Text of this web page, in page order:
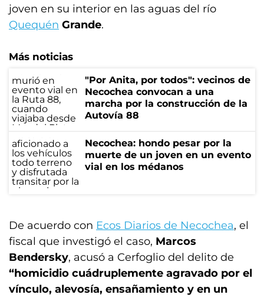
joven en su interior en las aguas del río
Quequén Grande.
Más noticias
"Por Anita, por todos": vecinos de
Necochea convocan a una
marcha por la construcción de la
Autovía 88
Necochea: hondo pesar por la
muerte de un joven en un evento
vial en los médanos
De acuerdo con Ecos Diarios de Necochea, el
fiscal que investigó el caso, Marcos
Bendersky, acusó a Cerfoglio del delito de
“homicidio cuádruplemente agravado por el
vínculo, alevosía, ensañamiento y en un